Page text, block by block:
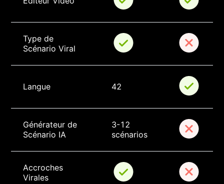
Type de
Scénario Viral
Langue 42
Générateur de
Scénario IA
3-12
scénarios
Accroches
Virales